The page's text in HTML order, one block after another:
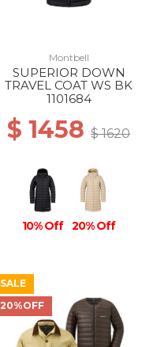
Montbell
SUPERIOR DOWN
TRAVEL COAT WS BK
1101684
$ 1458 $ 1620
10% Off 20% Off
SALE
20%OFF